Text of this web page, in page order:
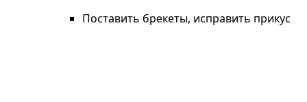
Поставить брекеты, исправить прикус